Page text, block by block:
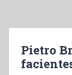
Pietro